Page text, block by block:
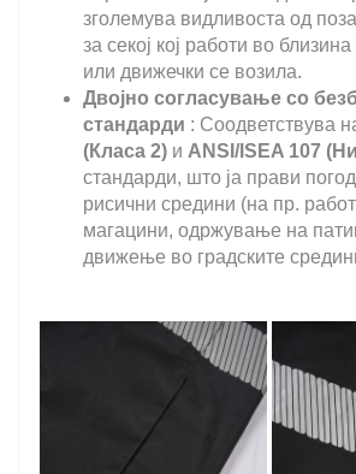
зголемува видливоста од
за секој кој работи во
или движечки се возила.
Двојно согласување со
стандарди : Соодветствува
(Класа 2) и ANSI/ISEA 107
стандарди, што ја прави
рисични средини (на пр.
магацини, одржување на
движење во градските